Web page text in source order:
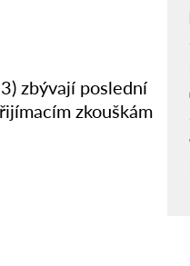
zbývají poslední
zkouškám